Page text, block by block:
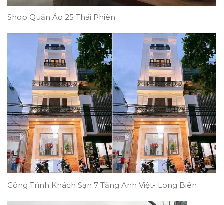
Shop Quần Áo 25 Thái Phiên
Công Trình Khách Sạn 7 Tầng Anh Việt- Long Biên